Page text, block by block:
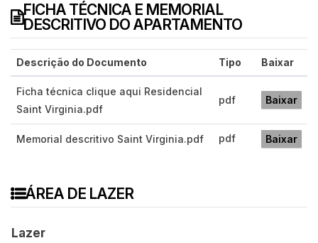
FICHA TÉCNICA E MEMORIAL
DESCRITIVO DO APARTAMENTO
Descrição do Documento Tipo Baixar
Ficha técnica clique aqui Residencial
Saint Virginia.pdf
pdf Baixar
Memorial descritivo Saint Virginia.pdf pdf Baixar
ÁREA DE LAZER
Lazer